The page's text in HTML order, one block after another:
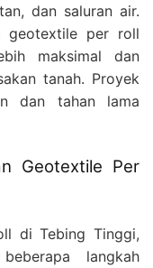
dan saluran air.
geotextile per roll
maksimal dan
tanah. Proyek
dan tahan lama
Geotextile Per
di Tebing Tinggi,
langkah